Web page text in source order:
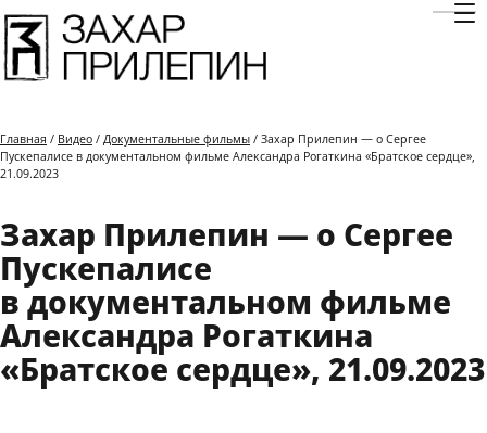
Главная / Видео / Документальные фильмы / Захар Прилепин — о Сергее
Пускепалисе в документальном фильме Александра Рогаткина «Братское сердце»,
21.09.2023
Захар Прилепин — о Сергее
Пускепалисе
в документальном фильме
Александра Рогаткина
«Братское сердце», 21.09.2023